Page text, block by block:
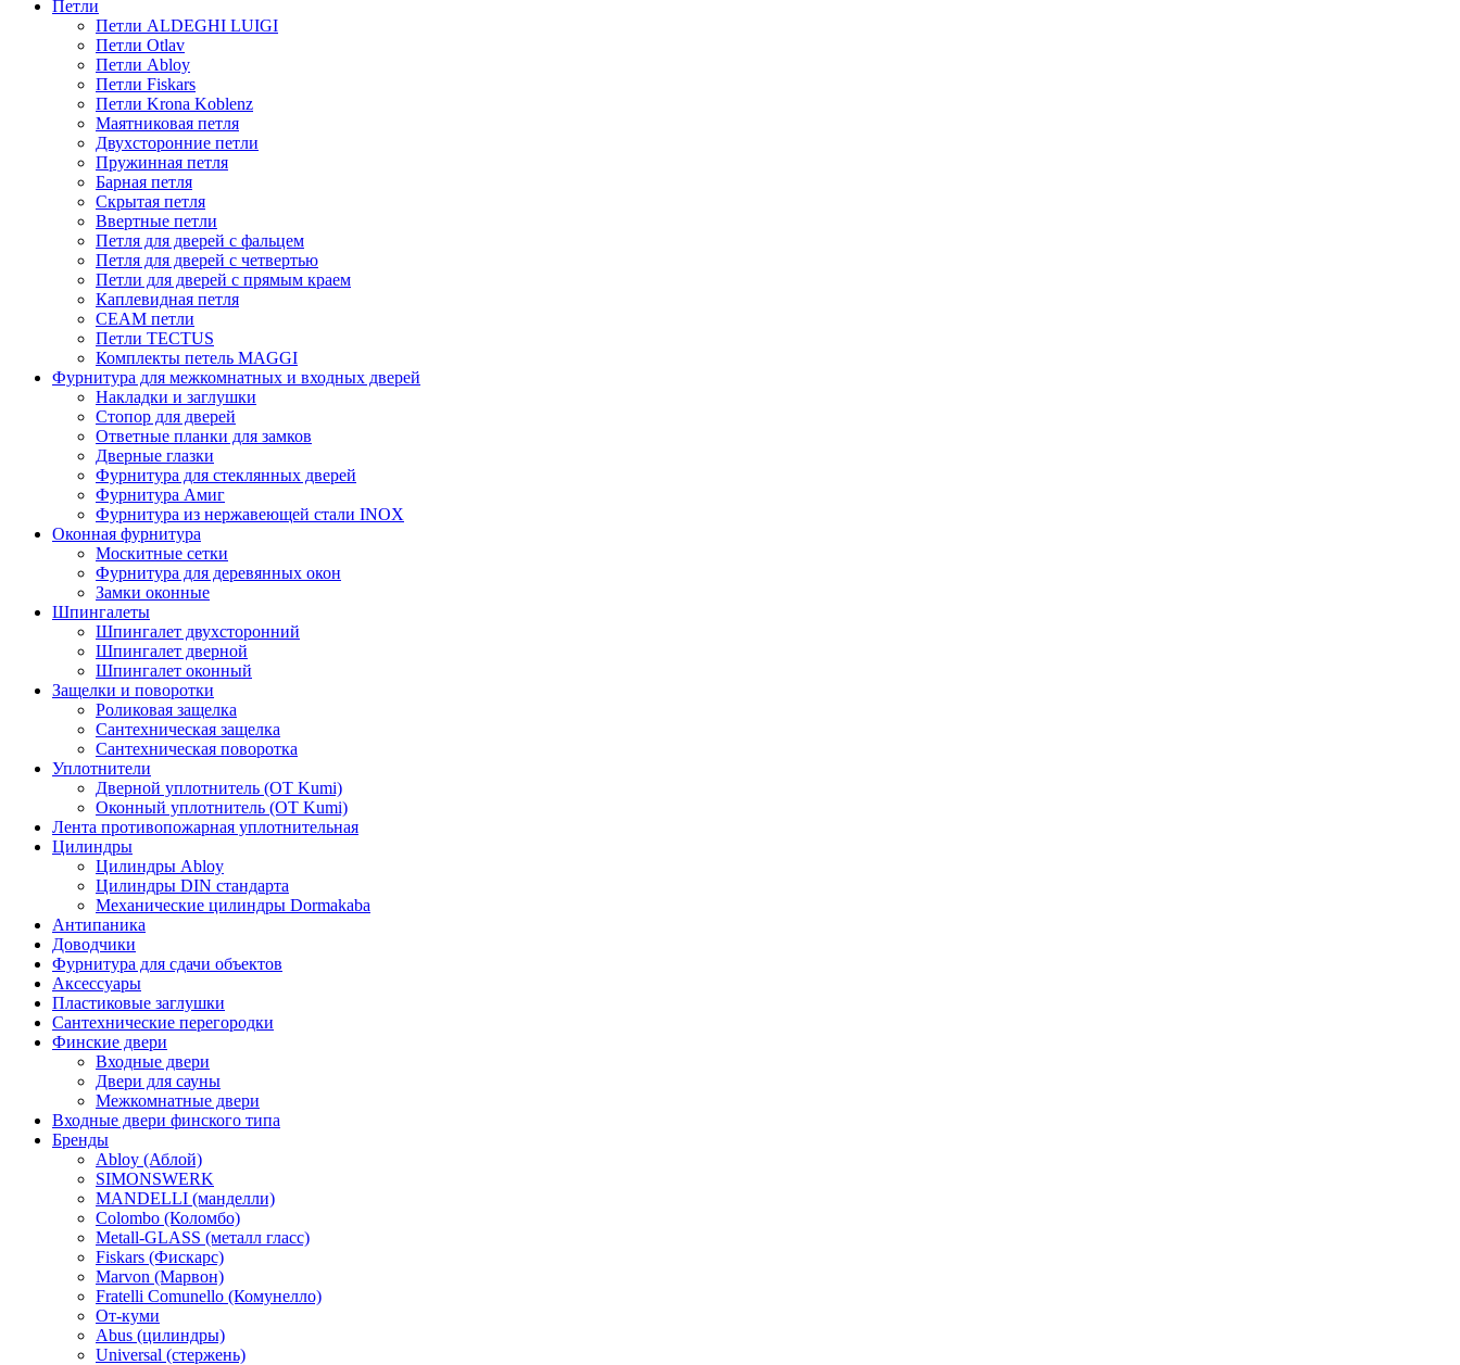
Петли
Петли ALDEGHI LUIGI
Петли Otlav
Петли Abloy
Петли Fiskars
Петли Krona Koblenz
Маятниковая петля
Двухсторонние петли
Пружинная петля
Барная петля
Скрытая петля
Ввертные петли
Петля для дверей с фальцем
Петля для дверей с четвертью
Петли для дверей с прямым краем
Каплевидная петля
CEAM петли
Петли TECTUS
Комплекты петель MAGGI
Фурнитура для межкомнатных и входных дверей
Накладки и заглушки
Стопор для дверей
Ответные планки для замков
Дверные глазки
Фурнитура для стеклянных дверей
Фурнитура Амиг
Фурнитура из нержавеющей стали INOX
Оконная фурнитура
Москитные сетки
Фурнитура для деревянных окон
Замки оконные
Шпингалеты
Шпингалет двухсторонний
Шпингалет дверной
Шпингалет оконный
Защелки и поворотки
Роликовая защелка
Сантехническая защелка
Сантехническая поворотка
Уплотнители
Дверной уплотнитель (OT Kumi)
Оконный уплотнитель (OT Kumi)
Лента противопожарная уплотнительная
Цилиндры
Цилиндры Abloy
Цилиндры DIN стандарта
Механические цилиндры Dormakaba
Антипаника
Доводчики
Фурнитура для сдачи объектов
Аксессуары
Пластиковые заглушки
Сантехнические перегородки
Финские двери
Входные двери
Двери для сауны
Межкомнатные двери
Входные двери финского типа
Бренды
Abloy (Аблой)
SIMONSWERK
MANDELLI (манделли)
Colombo (Коломбо)
Metall-GLASS (металл гласс)
Fiskars (Фискарс)
Marvon (Марвон)
Fratelli Comunello (Комунелло)
От-куми
Abus (цилиндры)
Universal (стержень)